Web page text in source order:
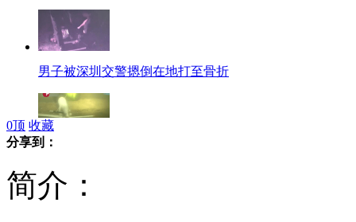
男子被深圳交警摁倒在地打至骨折
0顶 收藏
分享到：
简介：